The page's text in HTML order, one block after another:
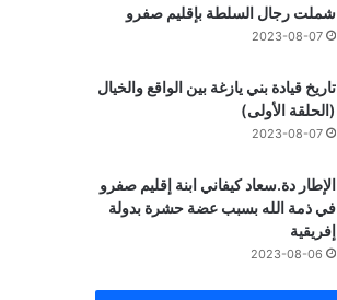
شملت رجال السلطة بإقليم صفرو
2023-08-07
تاريخ قيادة بني يازغة بين الواقع والخيال
(الحلقة الأولى)
2023-08-07
الإطار دة.سعاد كيفاني ابنة إقليم صفرو
في ذمة الله بسبب عضة حشرة بدولة
إفريقية
2023-08-06